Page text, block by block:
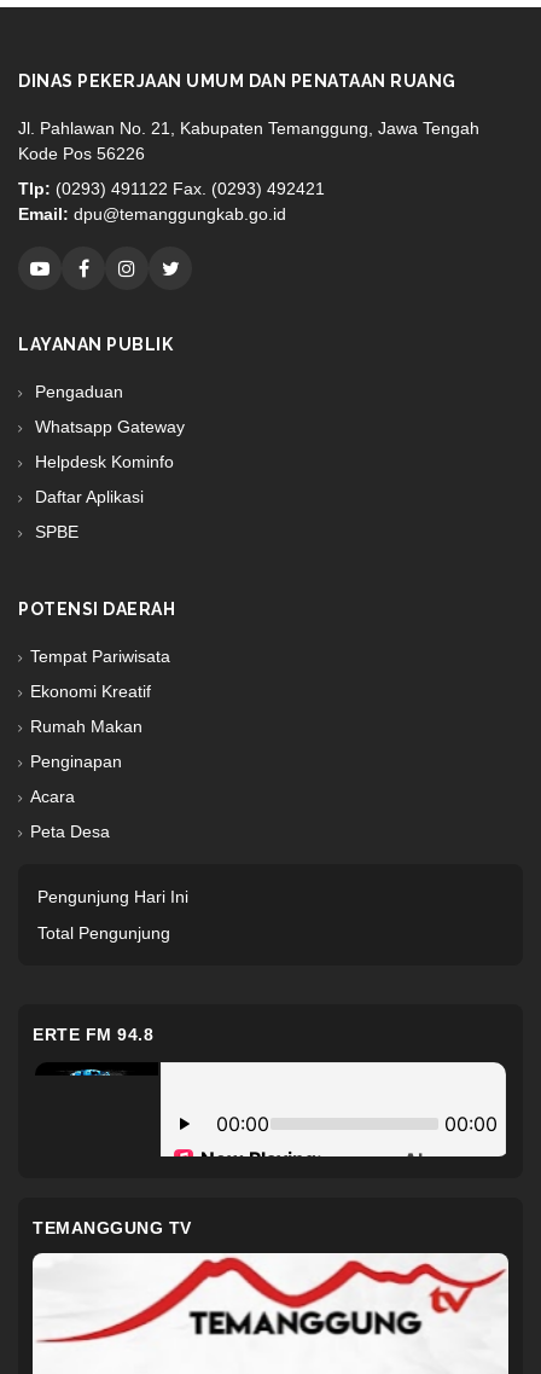
DINAS PEKERJAAN UMUM DAN PENATAAN RUANG
Jl. Pahlawan No. 21, Kabupaten Temanggung, Jawa Tengah
Kode Pos 56226
Tlp: (0293) 491122 Fax. (0293) 492421
Email: dpu@temanggungkab.go.id
LAYANAN PUBLIK
Pengaduan
Whatsapp Gateway
Helpdesk Kominfo
Daftar Aplikasi
SPBE
POTENSI DAERAH
Tempat Pariwisata
Ekonomi Kreatif
Rumah Makan
Penginapan
Acara
Peta Desa
Pengunjung Hari Ini
Total Pengunjung
ERTE FM 94.8
TEMANGGUNG TV